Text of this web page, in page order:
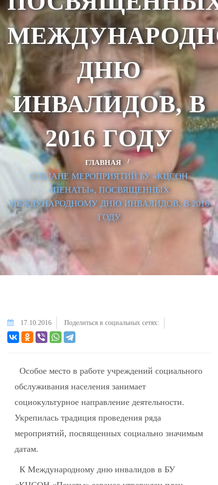
ДНЮ
ИНВАЛИДОВ, В
2016 ГОДУ
ГЛАВНАЯ
О ПЛАНЕ МЕРОПРИЯТИЙ БУ «КЦСОН
«ПЕНАТЫ», ПОСВЯЩЕННЫХ
МЕЖДУНАРОДНОМУ ДНЮ ИНВАЛИДОВ, В 2016
ГОДУ
17.10.2016 Поделиться в социальных сетях:
Особое место в работе учреждений социального
обслуживания населения занимает
социокультурное направление деятельности.
Укрепилась традиция проведения ряда
мероприятий, посвященных социально значимым
датам.
К Международному дню инвалидов в БУ